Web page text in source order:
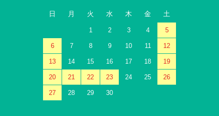
日 月 火 水 木 金 土
1 2 3 4 5
6 7 8 9 10 11 12
13 14 15 16 17 18 19
20 21 22 23 24 25 26
27 28 29 30